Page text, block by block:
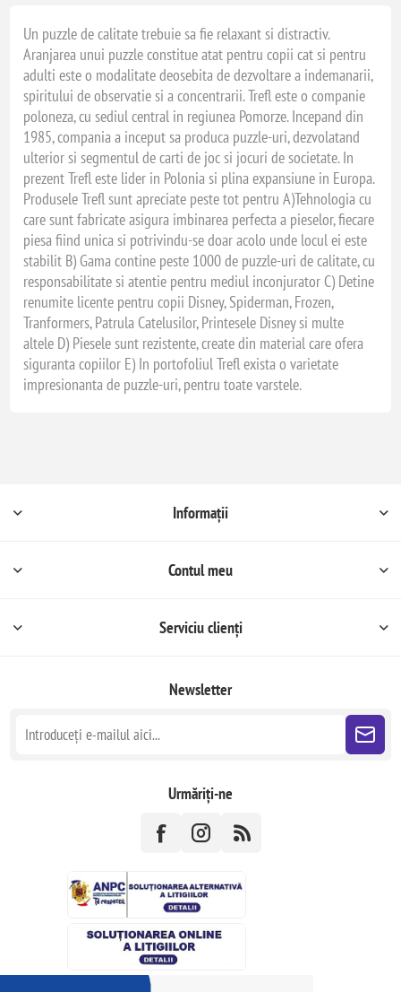
Un puzzle de calitate trebuie sa fie relaxant si distractiv.
Aranjarea unui puzzle constitue atat pentru copii cat si pentru
adulti este o modalitate deosebita de dezvoltare a indemanarii,
spiritului de observatie si a concentrarii. Trefl este o companie
poloneza, cu sediul central in regiunea Pomorze. Incepand din
1985, compania a inceput sa produca puzzle-uri, dezvolatand
ulterior si segmentul de carti de joc si jocuri de societate. In
prezent Trefl este lider in Polonia si plina expansiune in Europa.
Produsele Trefl sunt apreciate peste tot pentru A)Tehnologia cu
care sunt fabricate asigura imbinarea perfecta a pieselor, fiecare
piesa fiind unica si potrivindu-se doar acolo unde locul ei este
stabilit B) Gama contine peste 1000 de puzzle-uri de calitate, cu
responsabilitate si atentie pentru mediul inconjurator C) Detine
renumite licente pentru copii Disney, Spiderman, Frozen,
Tranformers, Patrula Catelusilor, Printesele Disney si multe
altele D) Piesele sunt rezistente, create din material care ofera
siguranta copiilor E) In portofoliul Trefl exista o varietate
impresionanta de puzzle-uri, pentru toate varstele.
Informații
Contul meu
Serviciu clienți
Newsletter
Urmăriți-ne